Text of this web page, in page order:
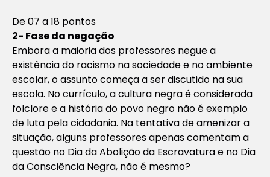
De 07 a 18 pontos
2- Fase da negação
Embora a maioria dos professores negue a
existência do racismo na sociedade e no ambiente
escolar, o assunto começa a ser discutido na sua
escola. No currículo, a cultura negra é considerada
folclore e a história do povo negro não é exemplo
de luta pela cidadania. Na tentativa de amenizar a
situação, alguns professores apenas comentam a
questão no Dia da Abolição da Escravatura e no Dia
da Consciência Negra, não é mesmo?